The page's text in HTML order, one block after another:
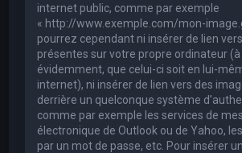
internet public, comme par exemple
« http://www.exemple.com/mon-
pourrez cependant ni insérer de lien
présentes sur votre propre ordinateur (à
évidemment, que celui-ci soit en lui-
internet), ni insérer de lien vers des
derrière un quelconque système
comme par exemple les services de
électronique de Outlook ou de Yahoo,
par un mot de passe, etc. Pour insérer